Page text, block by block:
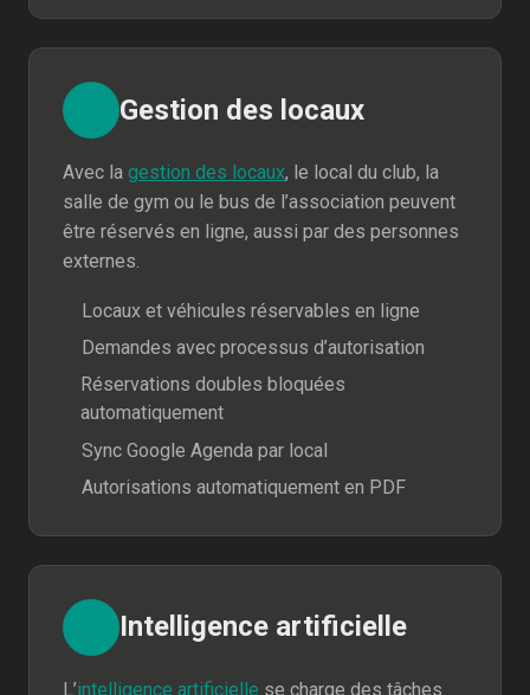
Gestion des locaux
Avec la gestion des locaux, le local du club, la
salle de gym ou le bus de l’association peuvent
être réservés en ligne, aussi par des personnes
externes.
Locaux et véhicules réservables en ligne
Demandes avec processus d’autorisation
Réservations doubles bloquées
automatiquement
Sync Google Agenda par local
Autorisations automatiquement en PDF
Intelligence artificielle
L’intelligence artificielle se charge des tâches